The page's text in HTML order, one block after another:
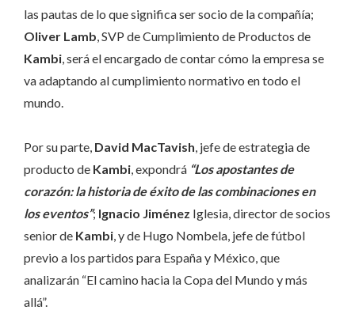
las pautas de lo que significa ser socio de la compañía;
Oliver Lamb , SVP de Cumplimiento de Productos de
Kambi , será el encargado de contar cómo la empresa se
va adaptando al cumplimiento normativo en todo el
mundo.
Por su parte, David MacTavish , jefe de estrategia de
producto de Kambi , expondrá “Los apostantes de
corazón: la historia de éxito de las combinaciones en
los eventos”; Ignacio Jiménez Iglesia, director de socios
senior de Kambi , y de Hugo Nombela, jefe de fútbol
previo a los partidos para España y México, que
analizarán “El camino hacia la Copa del Mundo y más
allá”.